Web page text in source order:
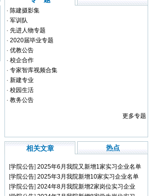
· 陈建摄影集
· 军训队
· 先进人物专题
· 2020届毕业专题
· 优教公告
· 校企合作
· 专家智库视频合集
· 新建专业
· 校园生活
· 教务公告
更多专题
相关文章 热点
[学院公告] 2025年6月我院又新增1家实习企业名单
[学院公告] 2025年3月我院新增10家实习企业名单
[学院公告] 2024年8月我院新增2家岗位实习企业